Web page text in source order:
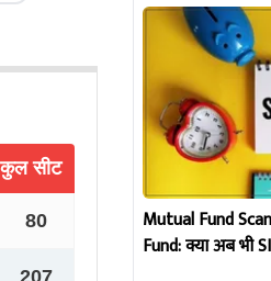
Mutual Fund
Fund: क्या अब भी